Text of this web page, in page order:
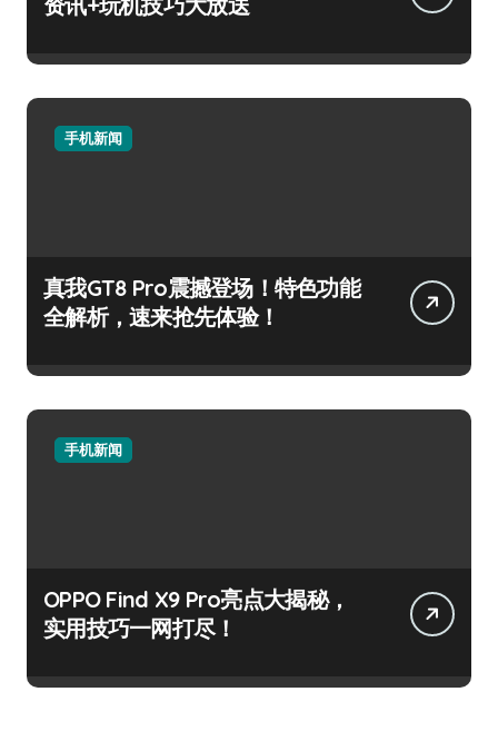
手机新闻
真我GT8 Pro震撼登场！特色功能
全解析，速来抢先体验！
手机新闻
OPPO Find X9 Pro亮点大揭秘，
实用技巧一网打尽！